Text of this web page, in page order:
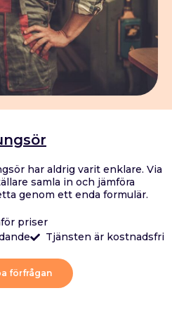
har aldrig varit enklare. Via
samla in och jämföra
genom ett enda formulär.
priser
Tjänsten är kostnadsfri
förfrågan